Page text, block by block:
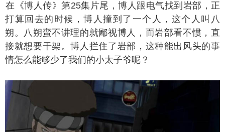
博人传》第25集片尾，博人跟电气找到岩部，正
打算回去的时候，博人撞到了一个人，这个人叫八
朔。八朔蛮不讲理的就鄙视博人，而岩部看不惯，直
接就想要干架。博人拦住了岩部，这种能出风头的事
情怎么能够少了我们的小太子爷呢？